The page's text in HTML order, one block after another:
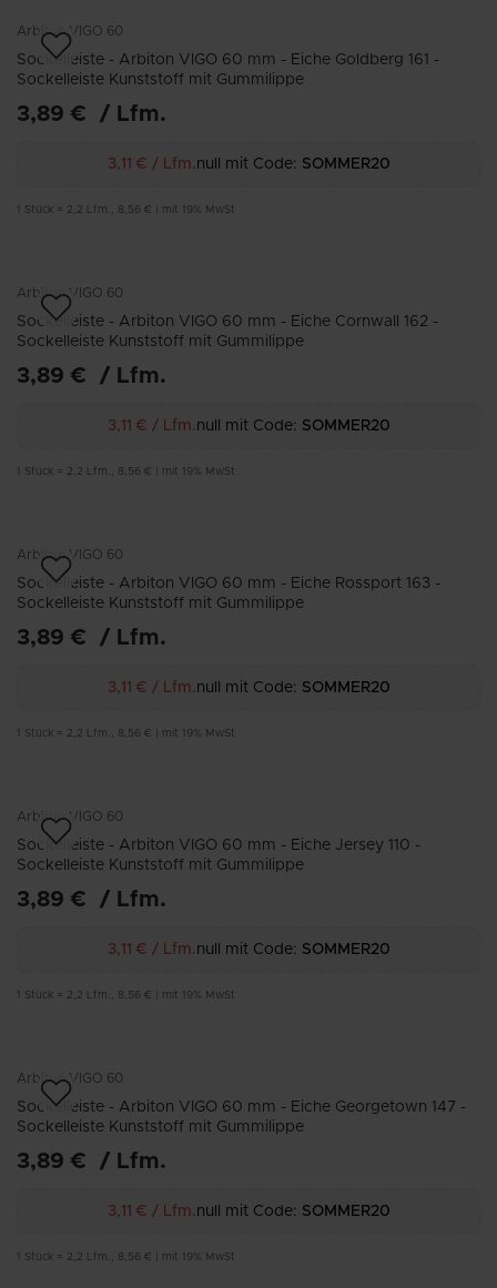
Arbiton VIGO 60
Sockelleiste - Arbiton VIGO 60 mm - Eiche Goldberg 161 -
Sockelleiste Kunststoff mit Gummilippe
3,89 € / Lfm.
3,11 € / Lfm. null mit Code: SOMMER20
Stück = 2,2 Lfm. 8,56 € mit 19% MwSt
Arbiton VIGO 60
Sockelleiste - Arbiton VIGO 60 mm - Eiche Cornwall 162 -
Sockelleiste Kunststoff mit Gummilippe
3,89 € / Lfm.
3,11 € / Lfm. null mit Code: SOMMER20
Stück = 2,2 Lfm. 8,56 € mit 19% MwSt
Arbiton VIGO 60
Sockelleiste - Arbiton VIGO 60 mm - Eiche Rossport 163 -
Sockelleiste Kunststoff mit Gummilippe
3,89 € / Lfm.
3,11 € / Lfm. null mit Code: SOMMER20
Stück = 2,2 Lfm. 8,56 € mit 19% MwSt
Arbiton VIGO 60
Sockelleiste - Arbiton VIGO 60 mm - Eiche Jersey 110 -
Sockelleiste Kunststoff mit Gummilippe
3,89 € / Lfm.
3,11 € / Lfm. null mit Code: SOMMER20
Stück = 2,2 Lfm. 8,56 € mit 19% MwSt
Arbiton VIGO 60
Sockelleiste - Arbiton VIGO 60 mm - Eiche Georgetown 147 -
Sockelleiste Kunststoff mit Gummilippe
3,89 € / Lfm.
3,11 € / Lfm. null mit Code: SOMMER20
Stück = 2,2 Lfm. 8,56 € mit 19% MwSt